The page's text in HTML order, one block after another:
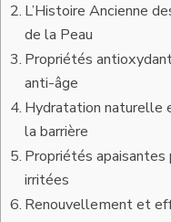
L’Histoire Ancienne
de la Peau
Propriétés
anti-âge
Hydratation naturelle
la barrière
Propriétés
irritées
Renouvellement et